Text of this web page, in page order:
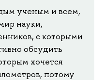
ученым и всем,
науки,
с которыми
обсудить
хочется
потому